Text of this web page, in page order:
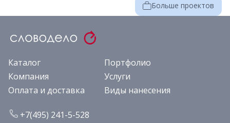
Больше проектов
Каталог
Портфолио
Компания
Услуги
Оплата и доставка
Виды нанесения
+7(495) 241-5-528